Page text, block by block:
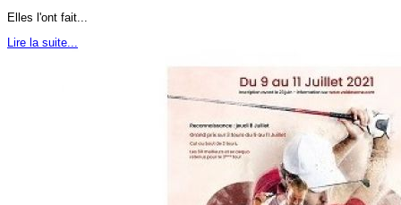
Elles l'ont fait...
Lire la suite...